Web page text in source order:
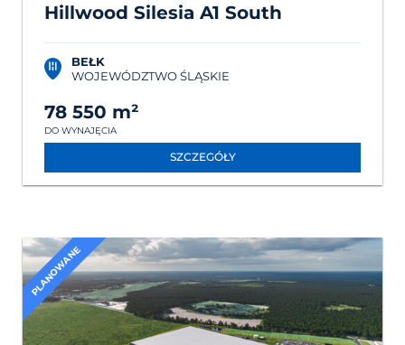
Hillwood Silesia A1 South
BEŁK
WOJEWÓDZTWO ŚLĄSKIE
78 550 m²
DO WYNAJĘCIA
SZCZEGÓŁY
PLANOWANE